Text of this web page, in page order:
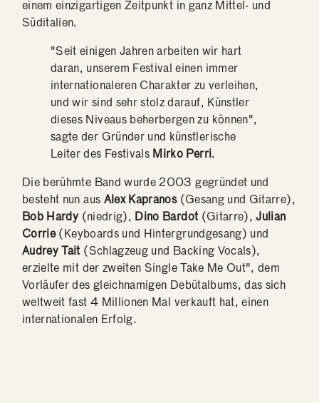
einem einzigartigen Zeitpunkt in ganz Mittel- und
Süditalien.
"Seit einigen Jahren arbeiten wir hart
daran, unserem Festival einen immer
internationaleren Charakter zu verleihen,
und wir sind sehr stolz darauf, Künstler
dieses Niveaus beherbergen zu können",
sagte der Gründer und künstlerische
Leiter des Festivals Mirko Perri.
Die berühmte Band wurde 2003 gegründet und
besteht nun aus Alex Kapranos(Gesang und Gitarre),
Bob Hardy (niedrig), Dino Bardot (Gitarre),Julian
Corrie(Keyboards und Hintergrundgesang) und
Audrey Tait (Schlagzeug und Backing Vocals),
erzielte mit der zweiten Single Take Me Out", dem
Vorläufer des gleichnamigen Debütalbums, das sich
weltweit fast 4 Millionen Mal verkauft hat, einen
internationalen Erfolg.